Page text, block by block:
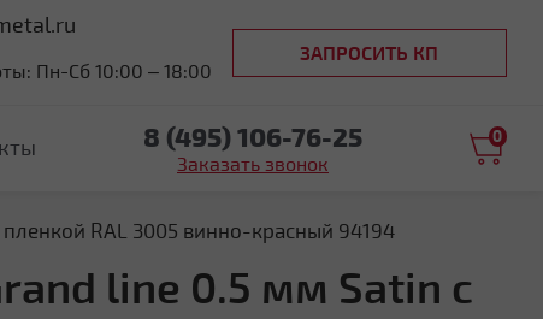
Пн-Сб 10:00 – 18:00
ЗАПРОСИТЬ КП
8 (495) 106-76-25
Заказать звонок
0
RAL 3005 винно-красный 94194
line 0.5 мм Satin с